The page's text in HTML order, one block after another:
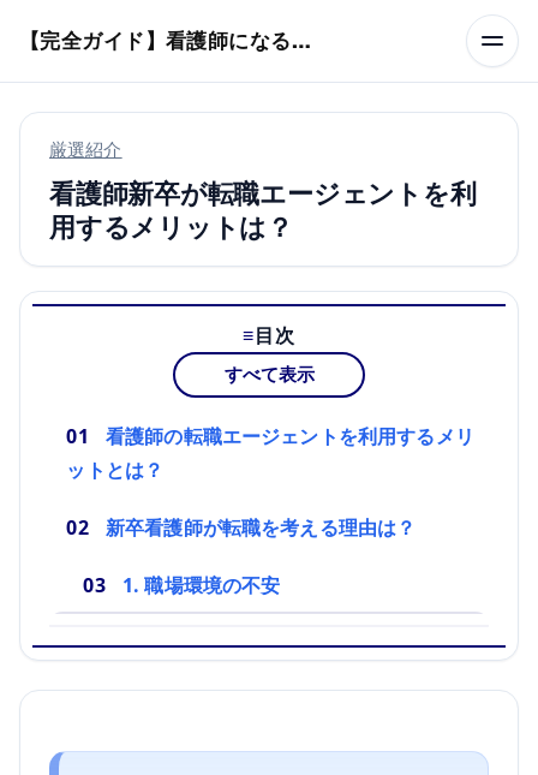
【完全ガイド】看護師になるまでのステップ＆スケジュール
厳選紹介
看護師新卒が転職エージェントを利
用するメリットは？
目次
すべて表示
看護師の転職エージェントを利用するメリ
ットとは？
新卒看護師が転職を考える理由は？
1. 職場環境の不安